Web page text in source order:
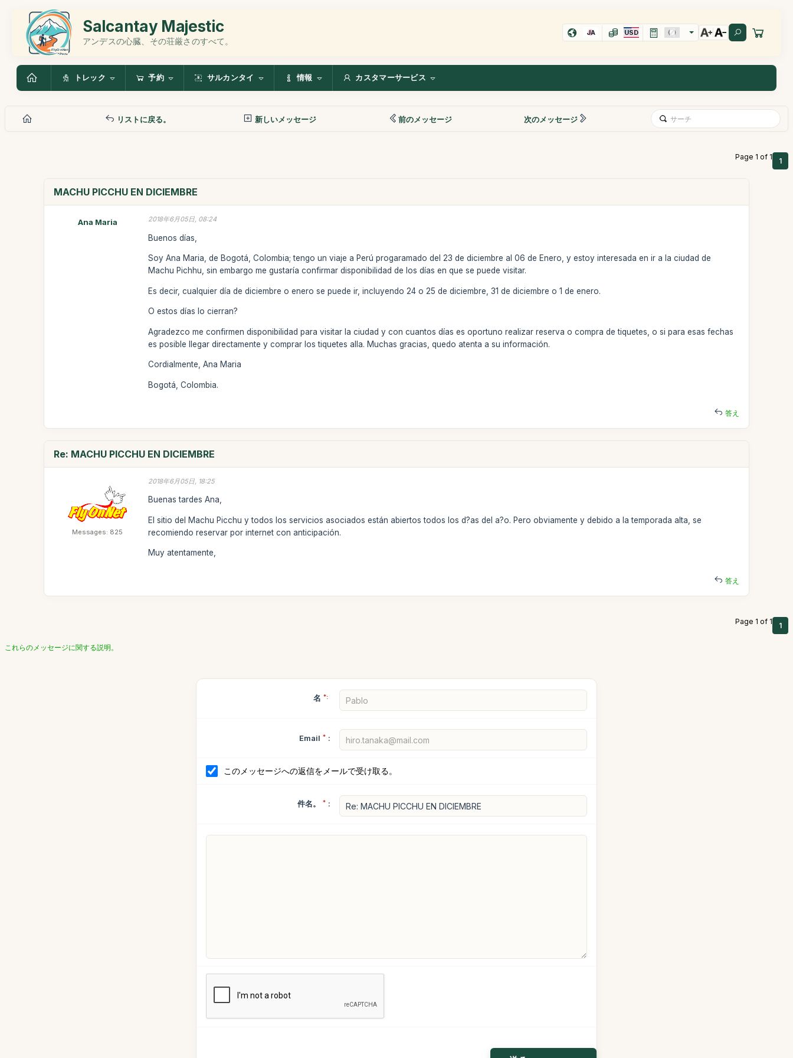
Salcantay Majestic
アンデスの心臓、その荘厳さのすべて。
JA USD
トレック 予約 サルカンタイ 情報 カスタマーサービス
リストに戻る。 新しいメッセージ 前のメッセージ 次のメッセージ
Page 1 of 1 1
MACHU PICCHU EN DICIEMBRE
Ana Maria 2018年6月05日, 08:24
Buenos días,
Soy Ana Maria, de Bogotá, Colombia; tengo un viaje a Perú progaramado del 23 de diciembre al 06 de Enero, y estoy interesada en ir a la ciudad de
Machu Pichhu, sin embargo me gustaría confirmar disponibilidad de los días en que se puede visitar.
Es decir, cualquier día de diciembre o enero se puede ir, incluyendo 24 o 25 de diciembre, 31 de diciembre o 1 de enero.
O estos días lo cierran?
Agradezco me confirmen disponibilidad para visitar la ciudad y con cuantos días es oportuno realizar reserva o compra de tiquetes, o si para esas fechas
es posible llegar directamente y comprar los tiquetes alla. Muchas gracias, quedo atenta a su información.
Cordialmente, Ana Maria
Bogotá, Colombia.
答え
Re: MACHU PICCHU EN DICIEMBRE
Messages: 825
2018年6月05日, 18:25
Buenas tardes Ana,
El sitio del Machu Picchu y todos los servicios asociados están abiertos todos los d?as del a?o. Pero obviamente y debido a la temporada alta, se
recomiendo reservar por internet con anticipación.
Muy atentamente,
答え
Page 1 of 1 1
これらのメッセージに関する説明。
名 *:
Email * :
このメッセージへの返信をメールで受け取る。
件名。 * :